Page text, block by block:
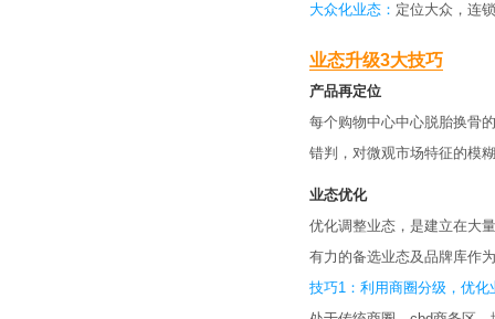
大众化业态： 定位大众，连
业态升级3大技巧
产品再定位
每个购物中心中心脱胎换骨
错判，对微观市场特征的模
业态优化
优化调整业态，是建立在大
有力的备选业态及品牌库作
技巧1：利用商圈分级，优化